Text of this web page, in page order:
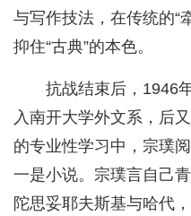
与写作技法，在传统的“
抑住“古典”的本色。
抗战结束后，1946
入南开大学外文系，后
的专业性学习中，宗璞
一是小说。宗璞言自己
陀思妥耶夫斯基与哈代